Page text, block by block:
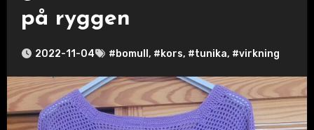
på ryggen
2022-11-04 #bomull , #kors, #tunika, #virkning